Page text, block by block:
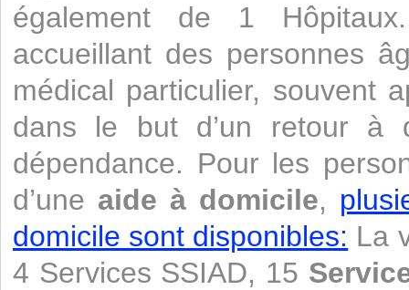
également de 1
accueillant des personnes
médical particulier, souvent
dans le but d’un retour à
dépendance. Pour les
d’une aide à domicile,
domicile sont disponibles: La
4 Services SSIAD, 15